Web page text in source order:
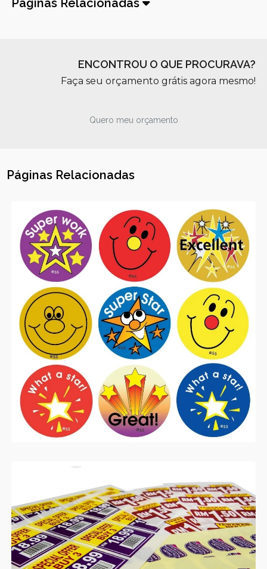
Páginas Relacionadas
ENCONTROU O QUE PROCURAVA?
Faça seu orçamento grátis agora mesmo!
Quero meu orçamento
Páginas Relacionadas